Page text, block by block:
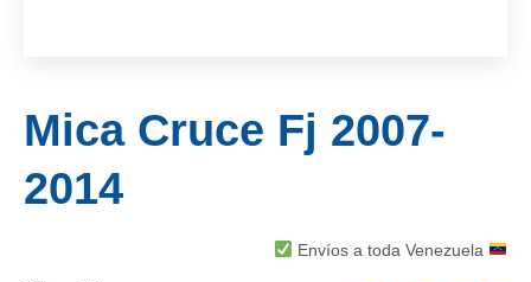
Mica Cruce Fj 2007-
2014
Envíos a toda Venezuela